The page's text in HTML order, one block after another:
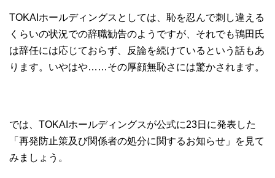
TOKAIホールディングスとしては、恥を忍んで刺し違える
くらいの状況での辞職勧告のようですが、それでも鴇田氏
は辞任には応じておらず、反論を続けているという話もあ
ります。いやはや……その厚顔無恥さには驚かされます。
では、TOKAIホールディングスが公式に23日に発表した
「再発防止策及び関係者の処分に関するお知らせ」を見て
みましょう。